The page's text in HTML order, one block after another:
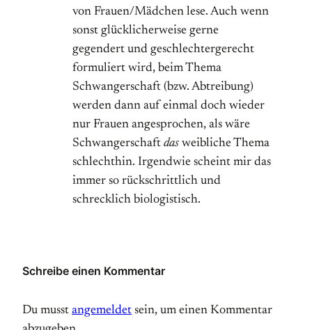
von Frauen/Mädchen lese. Auch wenn
sonst glücklicherweise gerne
gegendert und geschlechtergerecht
formuliert wird, beim Thema
Schwangerschaft (bzw. Abtreibung)
werden dann auf einmal doch wieder
nur Frauen angesprochen, als wäre
Schwangerschaft das weibliche Thema
schlechthin. Irgendwie scheint mir das
immer so rückschrittlich und
schrecklich biologistisch.
Schreibe einen Kommentar
Du musst angemeldet sein, um einen Kommentar